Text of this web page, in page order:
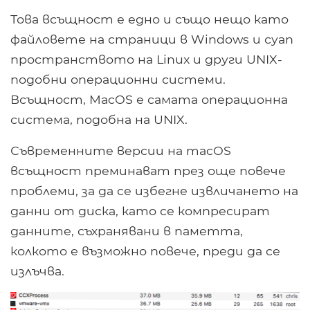
Това всъщност е едно и също нещо като
файловете на страници в Windows и суап
пространството на Linux и други UNIX-
подобни операционни системи.
Всъщност, MacOS е самата операционна
система, подобна на UNIX.
Съвременните версии на macOS
всъщност преминават през още повече
проблеми, за да се избегне извличането на
данни от диска, като се компресират
данните, съхранявани в паметта,
колкото е възможно повече, преди да се
излъчва.